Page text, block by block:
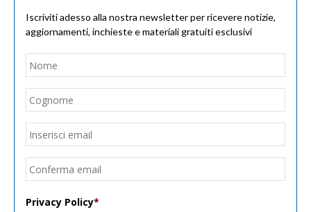
Iscriviti adesso alla nostra newsletter per ricevere notizie,
aggiornamenti, inchieste e materiali gratuiti esclusivi
Nome
Email
Privacy Policy*